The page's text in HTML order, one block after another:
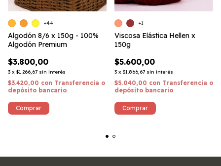
Algodón 8/6 x 150g - 100%
Algodón Premium
$3.800,00
3 x $1.266,67 sin interés
$3.420,00 con Transferencia o
depósito bancario
+44
Comprar
Viscosa Elástica Hellen x
150g
$5.600,00
3 x $1.866,67 sin interés
$5.040,00 con Transferencia o
depósito bancario
+1
Comprar